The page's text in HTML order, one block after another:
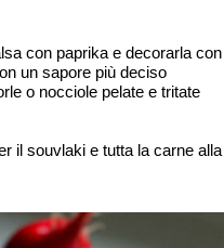
con paprika e decorarla con
un sapore più deciso
o nocciole pelate e tritate
il souvlaki e tutta la carne alla